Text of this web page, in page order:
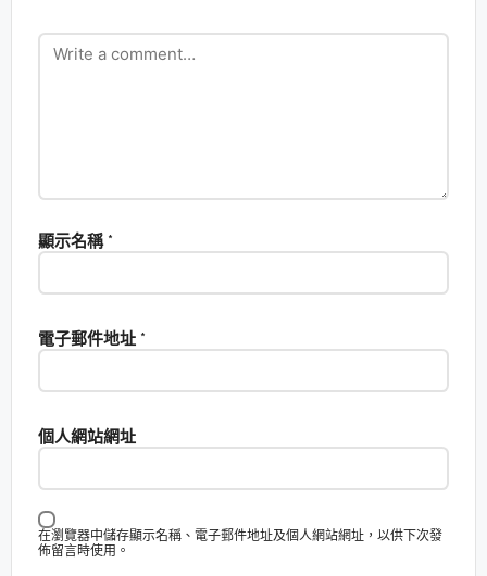
顯示名稱 *
電子郵件地址 *
個人網站網址
在瀏覽器中儲存顯示名稱、電子郵件地址及個人網站網址，以供下次發
佈留言時使用。